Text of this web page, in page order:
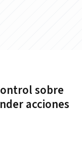
sobre
acciones